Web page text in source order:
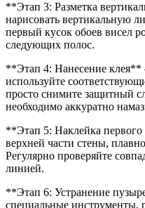
**Этап 3: Разметка
нарисовать вертикальную
первый кусок обоев висел
следующих полос.
**Этап 4: Нанесение клея**
используйте
просто снимите защитный
необходимо аккуратно
**Этап 5: Наклейка первого
верхней части стены,
Регулярно проверяйте
линией.
**Этап 6: Устранение
специальные инструменты,